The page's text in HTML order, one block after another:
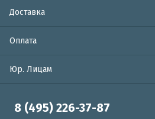
Доставка
Оплата
Юр. Лицам
8 (495) 226-37-87